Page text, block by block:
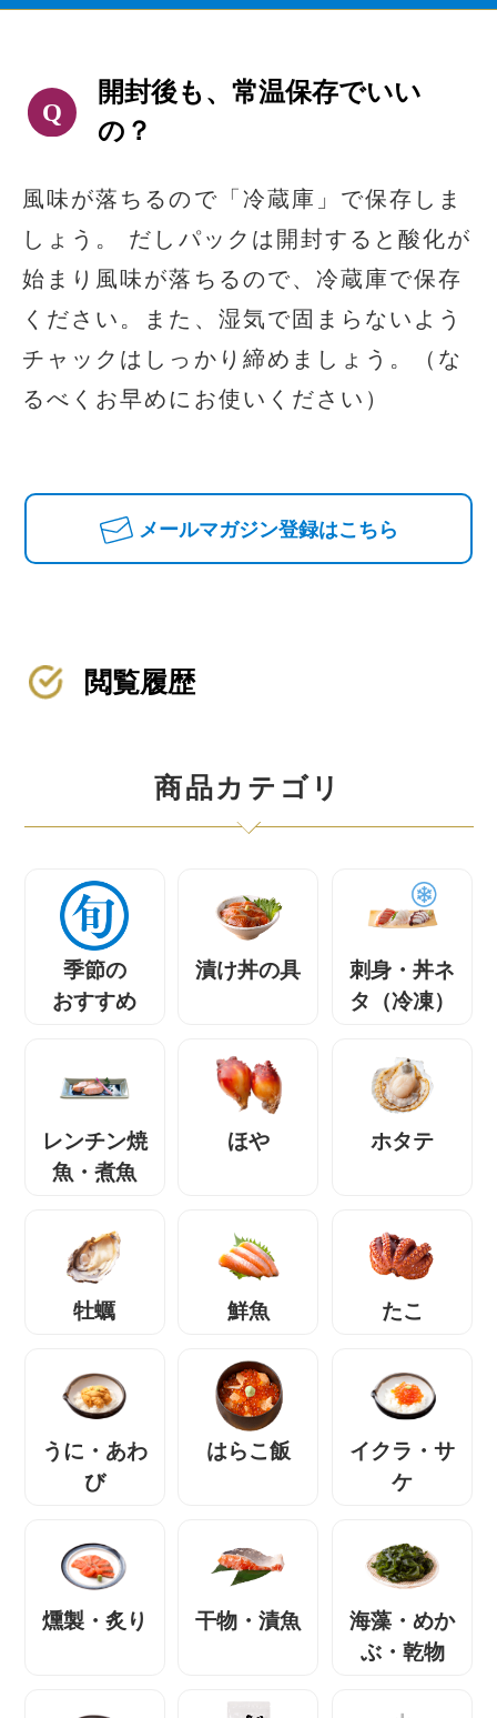
開封後も、常温保存でいい
の？
風味が落ちるので「冷蔵庫」で保存しま
しょう。 だしパックは開封すると酸化が
始まり風味が落ちるので、冷蔵庫で保存
ください。また、湿気で固まらないよう
チャックはしっかり締めましょう。（な
るべくお早めにお使いください）
メールマガジン登録はこちら
閲覧履歴
商品カテゴリ
季節の
おすすめ
漬け丼の具
刺身・丼ネ
タ（冷凍）
レンチン焼
魚・煮魚
ほや ホタテ
牡蠣 鮮魚 たこ
うに・あわ
び
はらこ飯
イクラ・サ
ケ
燻製・炙り 干物・漬魚
海藻・めか
ぶ・乾物